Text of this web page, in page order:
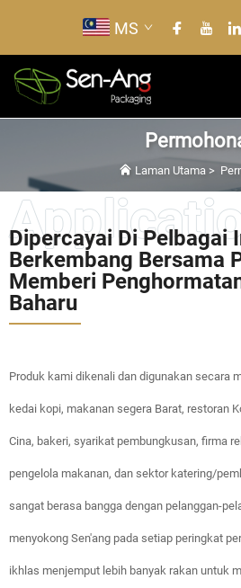
MS
Laman Utama>
Dipercayai Di Pelbagai
Berkembang Bersama
Memberi
Baharu
Produk kami dikenali dan digunakan secara
kedai kopi, makanan segera Barat, restoran
Cina, bakeri, syarikat pembungkusan, firma
pengelola makanan, dan sektor katering/
sangat berasa bangga dengan pelanggan-
menyokong Sen'ang pada setiap peringkat
ikhlas menjemput lebih banyak rakan untuk